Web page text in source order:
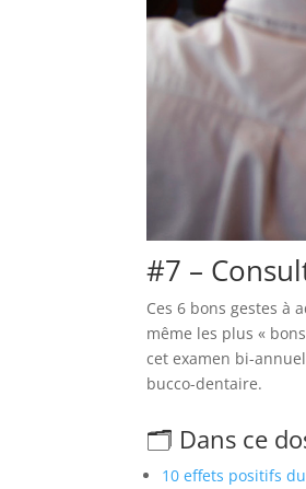
#7 –
Ces 6 bons gestes à
même les plus «
cet examen bi-
bucco-dentaire.
🗂️ Dans ce
10 effets positifs